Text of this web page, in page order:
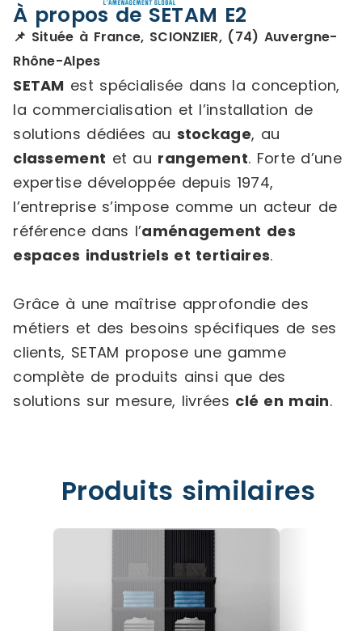
À propos de SETAM E2
📌 Située à France, SCIONZIER, (74) Auvergne-
Rhône-Alpes
SETAM est spécialisée dans la conception,
la commercialisation et l’installation de
solutions dédiées au stockage, au
classement et au rangement. Forte d’une
expertise développée depuis 1974,
l’entreprise s’impose comme un acteur de
référence dans l’aménagement des
espaces industriels et tertiaires.
Grâce à une maîtrise approfondie des
métiers et des besoins spécifiques de ses
clients, SETAM propose une gamme
complète de produits ainsi que des
solutions sur mesure, livrées clé en main.
Produits similaires